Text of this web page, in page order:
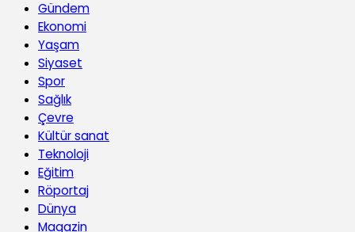
Gündem
Ekonomi
Yaşam
Siyaset
Spor
Sağlık
Çevre
Kültür sanat
Teknoloji
Eğitim
Röportaj
Dünya
Magazin